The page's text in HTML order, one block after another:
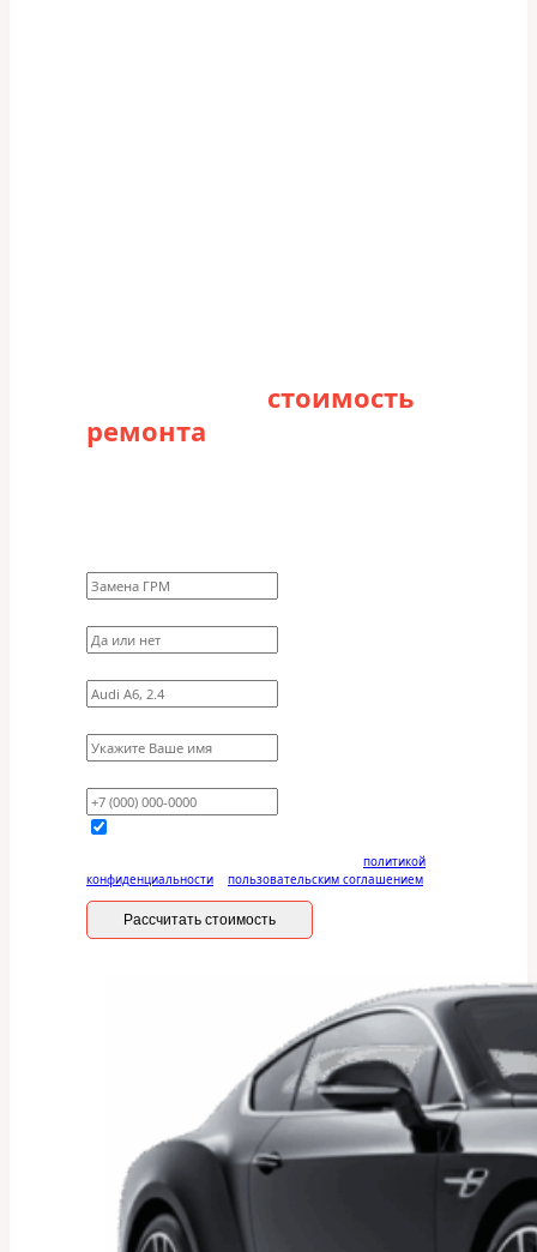
стоимость
ремонта
политикой
конфиденциальности
пользовательским соглашением
Рассчитать стоимость